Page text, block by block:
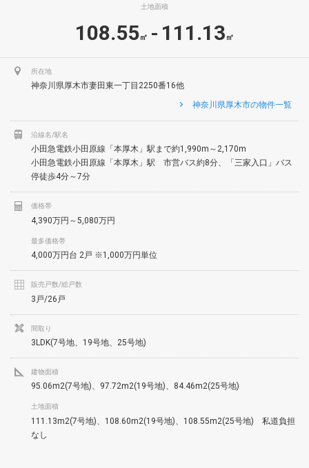
土地面積
108.55㎡ - 111.13 ㎡
所在地
神奈川県厚木市妻田東一丁目2250番16他
神奈川県厚木市の物件一覧
沿線名/駅名
小田急電鉄小田原線「本厚木」駅まで約1,990m～2,170m
小田急電鉄小田原線「本厚木」駅 市営バス約8分、「三家入口」バス
停徒歩4分～7分
価格帯
4,390万円～5,080万円
最多価格帯
4,000万円台 2戸 ※1,000万円単位
販売戸数/総戸数
3戸/26戸
間取り
3LDK(7号地、19号地、25号地)
建物面積
95.06m2(7号地)、97.72m2(19号地)、84.46m2(25号地)
土地面積
111.13m2(7号地)、108.60m2(19号地)、108.55m2(25号地) 私道負担
なし